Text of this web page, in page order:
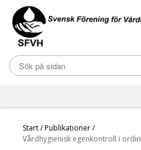
Start/Publikationer/
Vårdhygienisk egenkontroll i